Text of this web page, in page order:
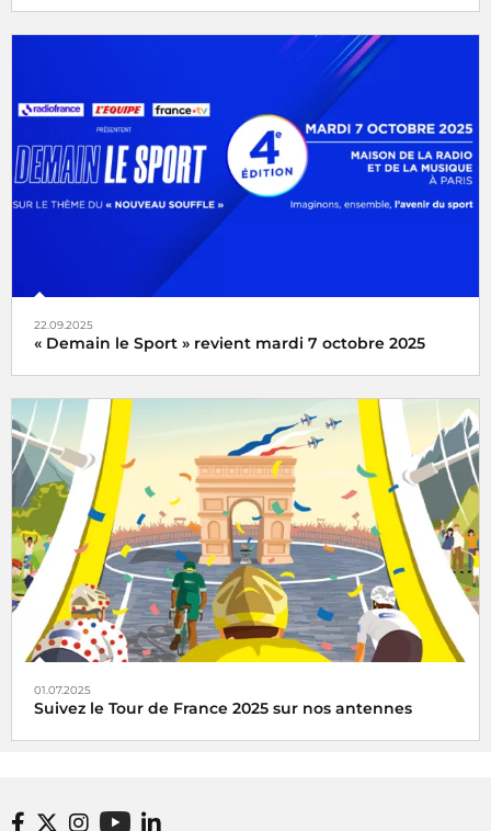
Avec franceinfo et ICI vivez en direct les Championnats
d'Europe de cyclisme sur route du 1er au 5 octobre 2025
22.09.2025
« Demain le Sport » revient mardi 7 octobre 2025
« Demain le Sport » vous donne rendez-vous mardi 7
octobre 2025 à la Maison de la Radio et de la Musique
01.07.2025
Suivez le Tour de France 2025 sur nos antennes
Radio France, média officiel du Tour de France 2025